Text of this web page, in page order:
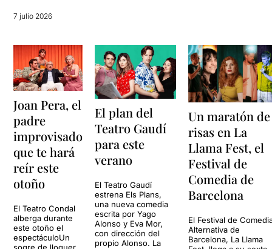
7 julio 2026
Joan Pera, el
padre
improvisado
que te hará
reír este
otoño
El Teatro Condal
alberga durante
este otoño el
espectáculoUn
El plan del
Teatro Gaudí
para este
verano
El Teatro Gaudí
estrena Els Plans,
una nueva comedia
escrita por Yago
Alonso y Eva Mor,
con dirección del
propio Alonso. La
Un maratón de
risas en La
Llama Fest, el
Festival de
Comedia de
Barcelona
El Festival de
Alternativa de
Barcelona, ​​La Llama